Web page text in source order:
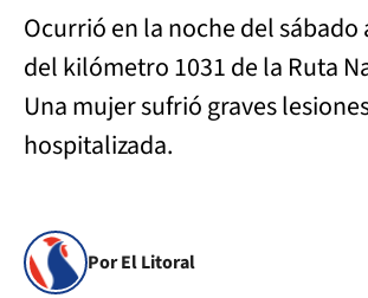
Ocurrió en la noche del sábado
del kilómetro 1031 de la Ruta
Una mujer sufrió graves
hospitalizada.
Por El Litoral